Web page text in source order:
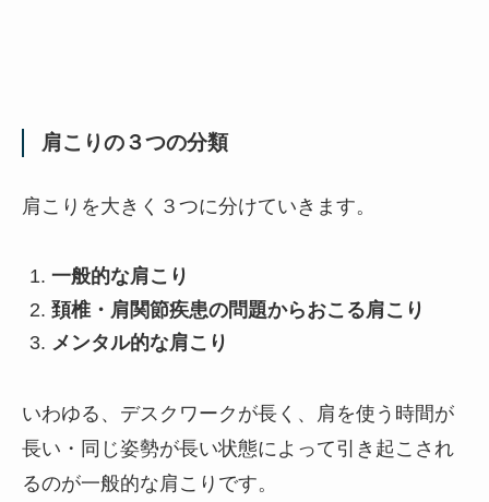
肩こりの３つの分類
肩こりを大きく３つに分けていきます。
一般的な肩こり
頚椎・肩関節疾患の問題からおこる肩こり
メンタル的な肩こり
いわゆる、デスクワークが長く、肩を使う時間が
長い・同じ姿勢が長い状態によって引き起こされ
るのが一般的な肩こりです。